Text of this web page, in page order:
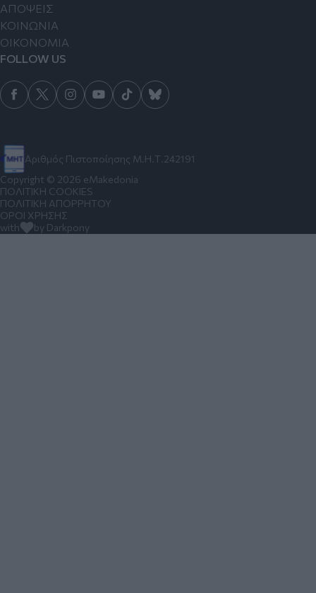
Αριθμός Πιστοποίησης Μ.Η.Τ.242191
ΑΠΟΨΕΙΣ
ΚΟΙΝΩΝΙΑ
ΟΙΚΟΝΟΜΙΑ
FOLLOW US
Copyright © 2026 eMakedonia
ΠΟΛΙΤΙΚΗ COOKIES
ΠΟΛΙΤΙΚΗ ΑΠΟΡΡΗΤΟΥ
ΟΡΟΙ ΧΡΗΣΗΣ
with
by Darkpony